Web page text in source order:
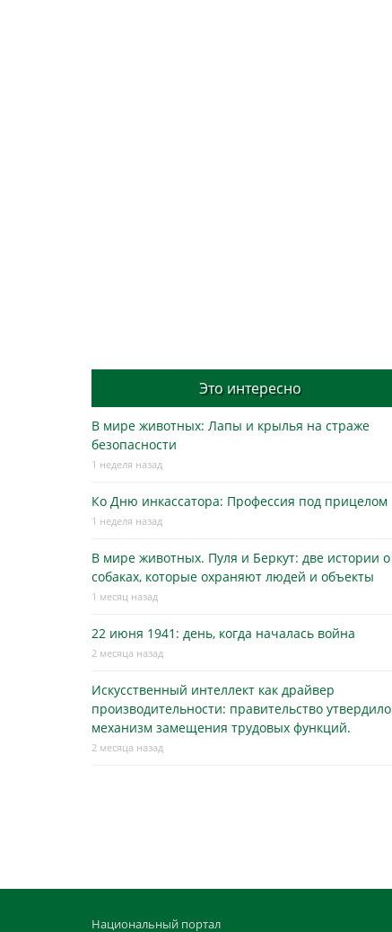
Это интересно
В мире животных: Лапы и крылья на страже
безопасности
1 неделя назад
Ко Дню инкассатора: Профессия под прицелом
1 неделя назад
В мире животных. Пуля и Беркут: две истории о
собаках, которые охраняют людей и объекты
1 месяц назад
22 июня 1941: день, когда началась война
2 месяца назад
Искусственный интеллект как драйвер
производительности: правительство утвердило
механизм замещения трудовых функций.
2 месяца назад
Национальный портал